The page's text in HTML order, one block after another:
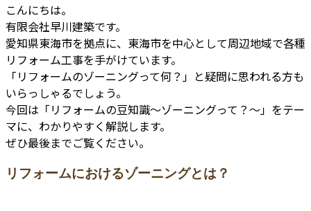
こんにちは。
有限会社早川建築です。
愛知県東海市を拠点に、東海市を中心として周辺地域で各種
リフォーム工事を手がけています。
「リフォームのゾーニングって何？」と疑問に思われる方も
いらっしゃるでしょう。
今回は「リフォームの豆知識～ゾーニングって？～」をテー
マに、わかりやすく解説します。
ぜひ最後までご覧ください。
リフォームにおけるゾーニングとは？